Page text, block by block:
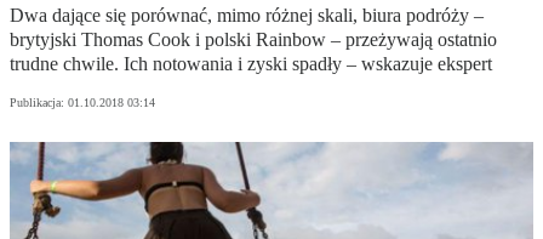
Dwa dające się porównać, mimo różnej skali, biura podróży –
brytyjski Thomas Cook i polski Rainbow – przeżywają ostatnio
trudne chwile. Ich notowania i zyski spadły – wskazuje ekspert
Publikacja: 01.10.2018 03:14